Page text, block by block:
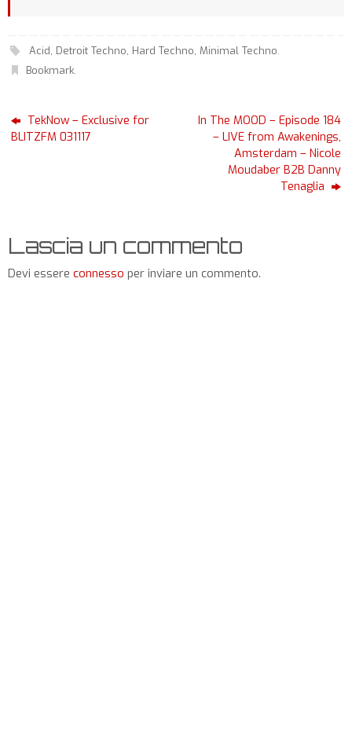
Acid, Detroit Techno, Hard Techno, Minimal Techno.
Bookmark.
TekNow – Exclusive for
BLITZFM 031117
In The MOOD – Episode 184
– LIVE from Awakenings,
Amsterdam – Nicole
Moudaber B2B Danny
Tenaglia
Lascia un commento
Devi essere connesso per inviare un commento.